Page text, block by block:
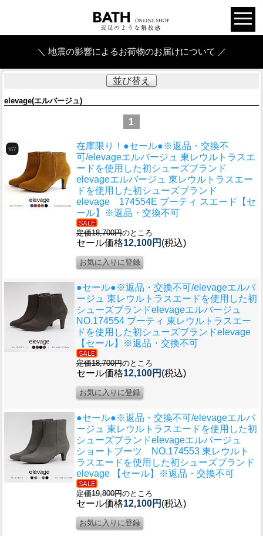
＼ 地震の影響によるお荷物のお届けについて ／
並び替え
elevage(エルバージュ)
1
在庫限り！●セール●※返品・交換不
可/elevageエルバージュ 東レウルトラスエ
ードを使用した初シューズブランド
elevageエルバージュ 東レウルトラスエー
ドを使用した初シューズブランド
elevage 174554E ブーティ スエード【セ
ール】※返品・交換不可
定価18,700円のところ
セール価格12,100円 (税込)
●セール●※返品・交換不可/elevageエルバ
ージュ 東レウルトラスエードを使用した初
シューズブランドelevageエルバージュ
NO.174554 ブーティ 東レウルトラスエー
ドを使用した初シューズブランドelevage
【セール】※返品・交換不可
定価18,700円のところ
セール価格12,100円 (税込)
●セール●※返品・交換不可/elevageエルバ
ージュ 東レウルトラスエードを使用した初
シューズブランドelevageエルバージュ
ショートブーツ NO.174553 東レウルト
ラスエードを使用した初シューズブランド
elevage 【セール】※返品・交換不可
定価19,800円のところ
セール価格12,100円 (税込)